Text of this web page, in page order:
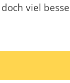
viel